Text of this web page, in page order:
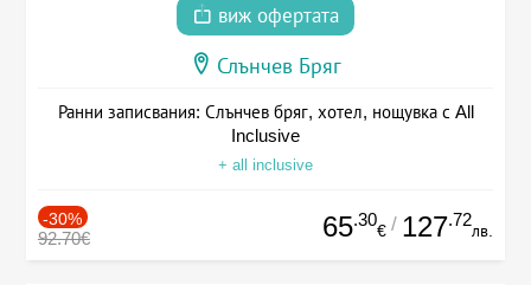
виж офертата
Слънчев Бряг
Ранни записвания: Слънчев бряг, хотел, нощувка с All
Inclusive
+ all inclusive
-30%
92.70€ 65.30
€ / 127.72
лв.